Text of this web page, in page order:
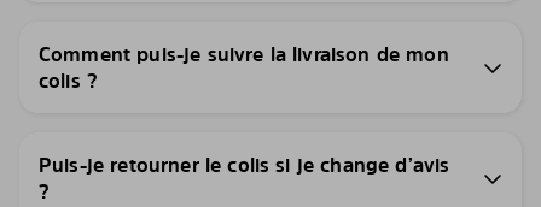
Comment puis-je suivre la livraison de mon
colis ?
Puis-je retourner le colis si je change d’avis
?